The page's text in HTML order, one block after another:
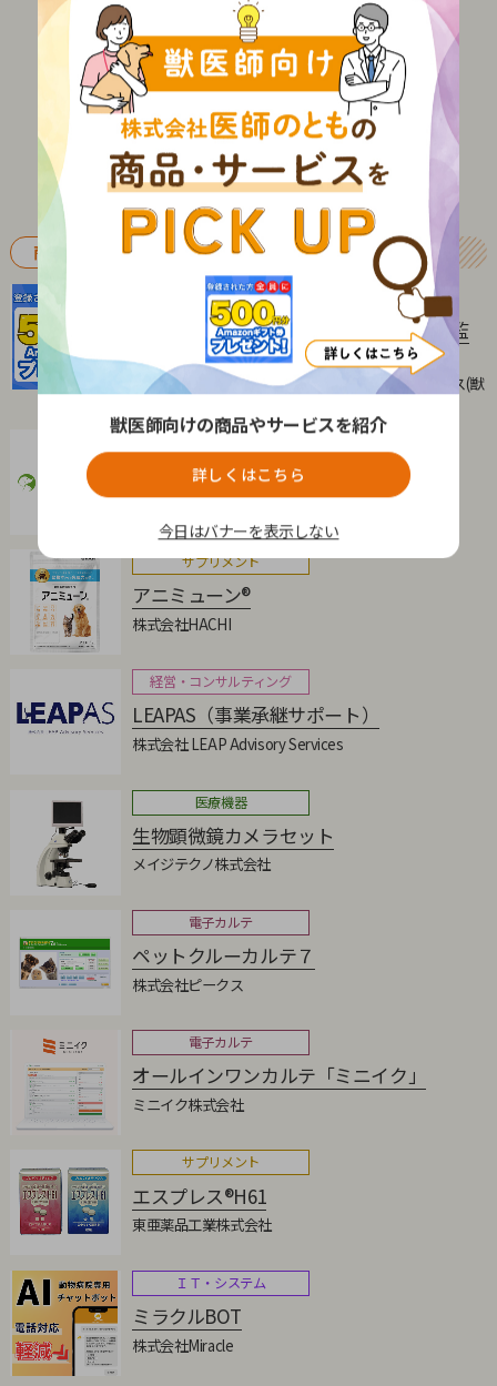
商品PICKUP
出版・メディア
女医プラス・医師プラス(獣医師・医師監
修・キャスティング事業)
株式会社医師たちとつくる 女医プラス・医師プラス(獣
求人
ペットリクルート
動物病院経営パートナーEn-Jin（株式会社エンジン）
サプリメント
アニミューン®
株式会社HACHI
経営・コンサルティング
LEAPAS（事業承継サポート）
株式会社 LEAP Advisory Services
医療機器
生物顕微鏡カメラセット
メイジテクノ株式会社
電子カルテ
ペットクルーカルテ７
株式会社ピークス
電子カルテ
オールインワンカルテ「ミニイク」
ミニイク株式会社
サプリメント
エスプレス®H61
東亜薬品工業株式会社
ＩＴ・システム
ミラクルBOT
株式会社Miracle
獣医師向けの商品やサービスを紹介
詳しくはこちら
今日はバナーを表示しない